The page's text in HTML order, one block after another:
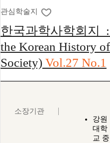
관심학술지
한국과학사학회지 :
the Korean History
Society) Vol.27 No.1
소장기관
강원
대학
교 중